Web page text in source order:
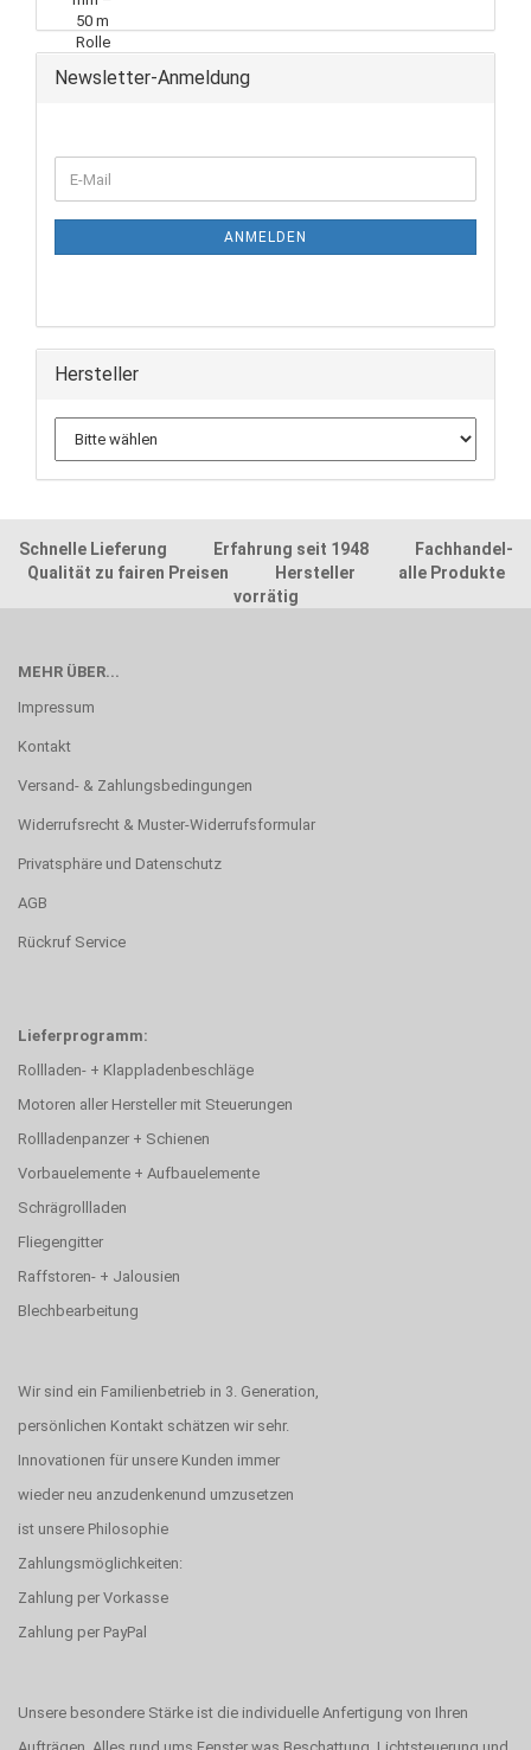
Newsletter-Anmeldung
ANMELDEN
Hersteller
Schnelle Lieferung Erfahrung seit 1948 Fachhandel-
Qualität zu fairen Preisen Hersteller alle Produkte
vorrätig
MEHR ÜBER...
Impressum
Kontakt
Versand- & Zahlungsbedingungen
Widerrufsrecht & Muster-Widerrufsformular
Privatsphäre und Datenschutz
AGB
Rückruf Service
Lieferprogramm:
Rollladen- + Klappladenbeschläge
Motoren aller Hersteller mit Steuerungen
Rollladenpanzer + Schienen
Vorbauelemente + Aufbauelemente
Schrägrollladen
Fliegengitter
Raffstoren- + Jalousien
Blechbearbeitung
Wir sind ein Familienbetrieb in 3. Generation,
persönlichen Kontakt schätzen wir sehr.
Innovationen für unsere Kunden immer
wieder neu anzudenkenund umzusetzen
ist unsere Philosophie
Zahlungsmöglichkeiten:
Zahlung per Vorkasse
Zahlung per PayPal
Unsere besondere Stärke ist die individuelle Anfertigung von Ihren